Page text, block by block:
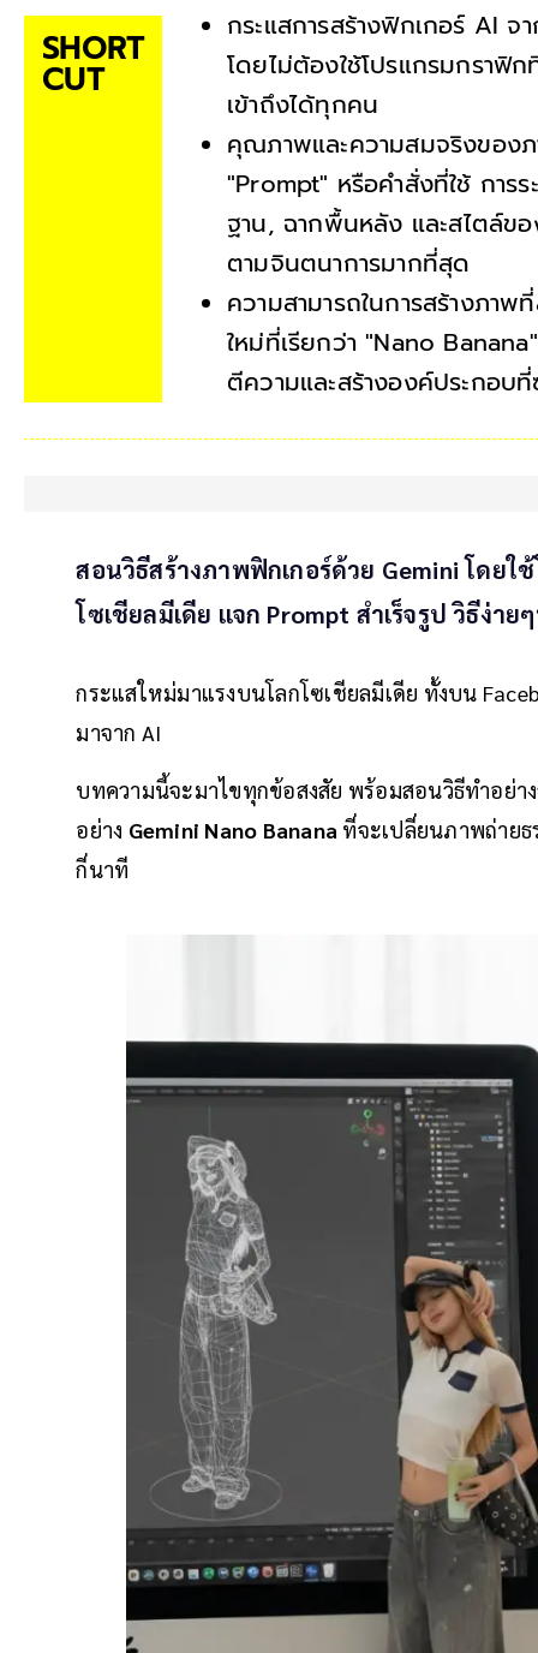
SHORT
CUT
กระแสการสร้างฟิกเกอร์ AI จ
โดยไม่ต้องใช้โปรแกรมกราฟิ
เข้าถึงได้ทุกคน
คุณภาพและความสมจริงของ
"Prompt" หรือคำสั่งที่ใช้ การ
ฐาน, ฉากพื้นหลัง และสไตล์ข
ตามจินตนาการมากที่สุด
ความสามารถในการสร้างภา
ใหม่ที่เรียกว่า "Nano
ตีความและสร้างองค์ประกอบ
สอนวิธีสร้างภาพฟิกเกอร์ด้วย Gemini โดยใ
โซเชียลมีเดีย แจก Prompt สำเร็จรูป วิธีง่า
กระแสใหม่มาแรงบนโลกโซเชียลมีเดีย ทั้งบน
มาจาก AI
บทความนี้จะมาไขทุกข้อสงสัย พร้อมสอนวิธีทำอย่า
อย่าง Gemini Nano Banana ที่จะเปลี่ยนภาพถ่าย
กี่นาที